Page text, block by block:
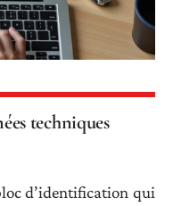
techniques
d’identification qui